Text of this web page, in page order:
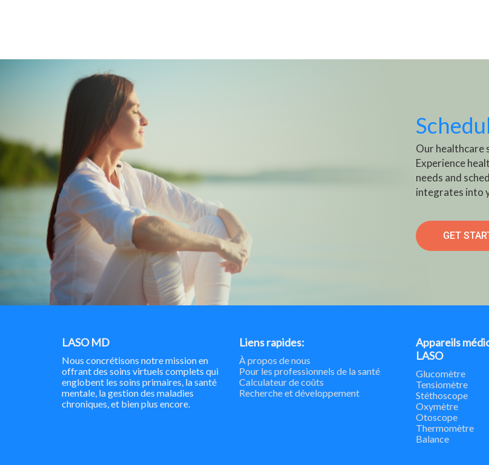
Our healthcare
Experience
needs and
integrates into
GET
LASO MD
Nous concrétisons notre mission en
offrant des soins virtuels complets qui
englobent les soins primaires, la santé
mentale, la gestion des maladies
chroniques, et bien plus encore.
Liens rapides:
À propos de nous
Pour les professionnels de la santé
Calculateur de coûts
Recherche et développement
Appareils
LASO
Glucomètre
Tensiomètre
Stéthoscope
Oxymètre
Otoscope
Thermomètre
Balance